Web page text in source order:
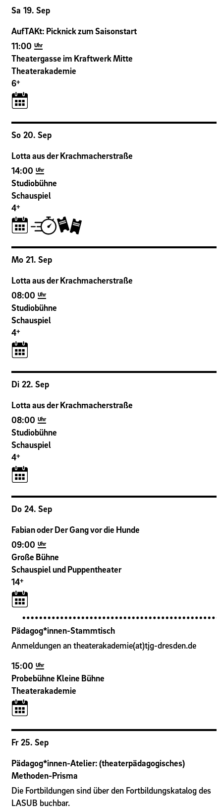
Sa 19. Sep
AufTAKt: Picknick zum Saisonstart
11:00 Uhr
6+
Theatergasse im Kraftwerk Mitte
Theaterakademie
So 20. Sep
Lotta aus der Krachmacherstraße
14:00 Uhr
4+
Studiobühne
Schauspiel
Mo 21. Sep
Lotta aus der Krachmacherstraße
08:00 Uhr
4+
Studiobühne
Schauspiel
Di 22. Sep
Lotta aus der Krachmacherstraße
08:00 Uhr
4+
Studiobühne
Schauspiel
Do 24. Sep
Fabian oder Der Gang vor die Hunde
09:00 Uhr
14+
Große Bühne
Schauspiel und Puppentheater
Pädagog*innen-Stammtisch
Anmeldungen an theaterakademie(at)tjg-dresden.de
15:00 Uhr
Probebühne Kleine Bühne
Theaterakademie
Fr 25. Sep
Pädagog*innen-Atelier: (theaterpädagogisches)
Methoden-Prisma
Die Fortbildungen sind über den Fortbildungskatalog des
LASUB buchbar.​​​​​